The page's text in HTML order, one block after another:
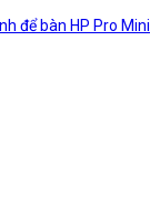
để bàn HP Pro Mini